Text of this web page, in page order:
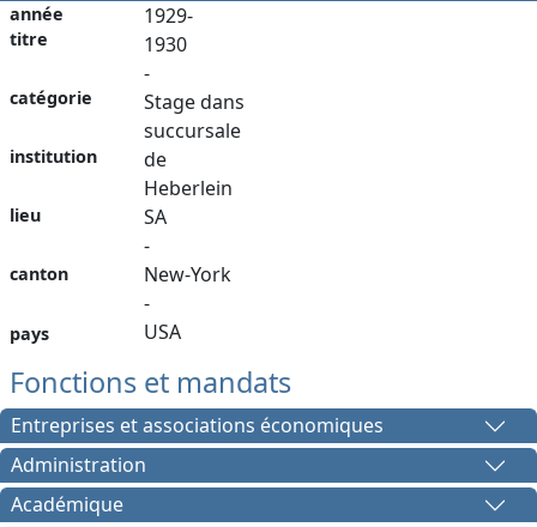
année
titre
catégorie
institution
lieu
canton
pays
1929-
1930
-
Stage dans
succursale
de
Heberlein
SA
-
New-York
-
USA
Fonctions et mandats
Entreprises et associations économiques
Administration
Académique